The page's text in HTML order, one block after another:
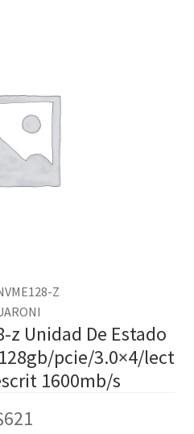
Z
z Unidad De Estado
pcie/3.0×4/lect
1600mb/s
621